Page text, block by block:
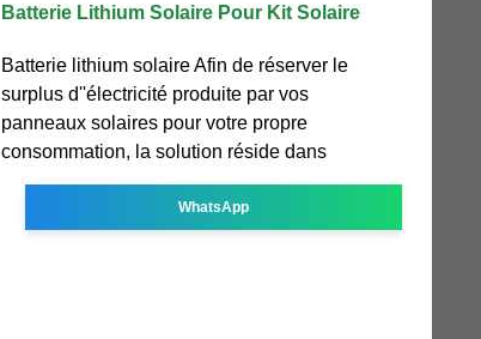
Batterie Lithium Solaire Pour Kit Solaire
Batterie lithium solaire Afin de réserver le
surplus d''électricité produite par vos
panneaux solaires pour votre propre
consommation, la solution réside dans
WhatsApp